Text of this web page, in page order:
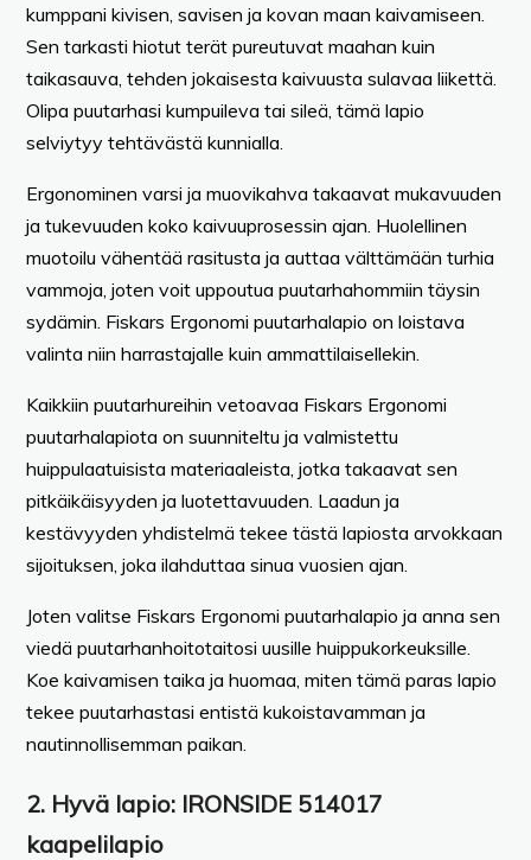
kumppani kivisen, savisen ja kovan maan kaivamiseen.
Sen tarkasti hiotut terät pureutuvat maahan kuin
taikasauva, tehden jokaisesta kaivuusta sulavaa liikettä.
Olipa puutarhasi kumpuileva tai sileä, tämä lapio
selviytyy tehtävästä kunnialla.
Ergonominen varsi ja muovikahva takaavat mukavuuden
ja tukevuuden koko kaivuuprosessin ajan. Huolellinen
muotoilu vähentää rasitusta ja auttaa välttämään turhia
vammoja, joten voit uppoutua puutarhahommiin täysin
sydämin. Fiskars Ergonomi puutarhalapio on loistava
valinta niin harrastajalle kuin ammattilaisellekin.
Kaikkiin puutarhureihin vetoavaa Fiskars Ergonomi
puutarhalapiota on suunniteltu ja valmistettu
huippulaatuisista materiaaleista, jotka takaavat sen
pitkäikäisyyden ja luotettavuuden. Laadun ja
kestävyyden yhdistelmä tekee tästä lapiosta arvokkaan
sijoituksen, joka ilahduttaa sinua vuosien ajan.
Joten valitse Fiskars Ergonomi puutarhalapio ja anna sen
viedä puutarhanhoitotaitosi uusille huippukorkeuksille.
Koe kaivamisen taika ja huomaa, miten tämä paras lapio
tekee puutarhastasi entistä kukoistavamman ja
nautinnollisemman paikan.
2. Hyvä lapio: IRONSIDE 514017
kaapelilapio